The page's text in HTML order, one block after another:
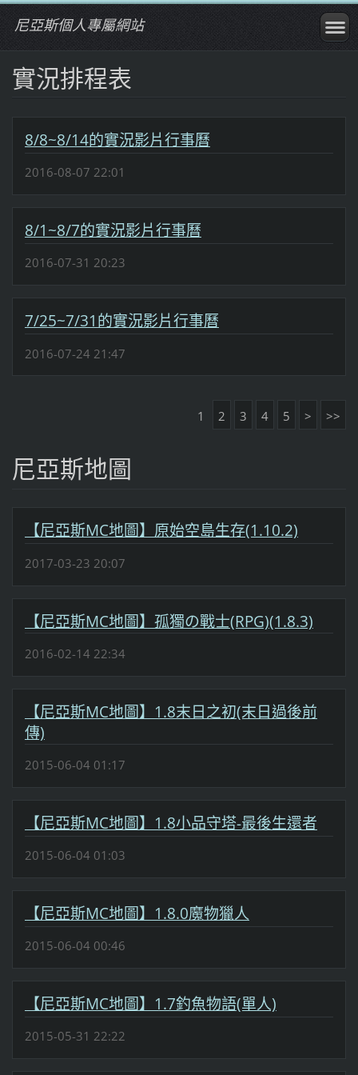
尼亞斯個人專屬網站
實況排程表
8/8~8/14的實況影片行事曆
2016-08-07 22:01
8/1~8/7的實況影片行事曆
2016-07-31 20:23
7/25~7/31的實況影片行事曆
2016-07-24 21:47
1 2 3 4 5 > >>
尼亞斯地圖
【尼亞斯MC地圖】原始空島生存(1.10.2)
2017-03-23 20:07
【尼亞斯MC地圖】孤獨の戰士(RPG)(1.8.3)
2016-02-14 22:34
【尼亞斯MC地圖】1.8末日之初(末日過後前
傳)
2015-06-04 01:17
【尼亞斯MC地圖】1.8小品守塔-最後生還者
2015-06-04 01:03
【尼亞斯MC地圖】1.8.0魔物獵人
2015-06-04 00:46
【尼亞斯MC地圖】1.7釣魚物語(單人)
2015-05-31 22:22